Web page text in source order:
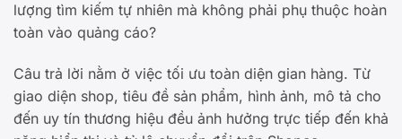
lượng tìm kiếm tự nhiên mà không phải phụ thuộc hoàn
toàn vào quảng cáo?
Câu trả lời nằm ở việc tối ưu toàn diện gian hàng. Từ
giao diện shop, tiêu đề sản phẩm, hình ảnh, mô tả cho
đến uy tín thương hiệu đều ảnh hưởng trực tiếp đến khả